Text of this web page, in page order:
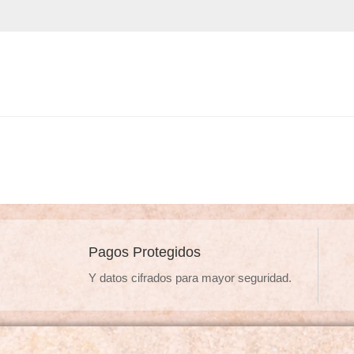
Pagos Protegidos
Y datos cifrados para mayor seguridad.